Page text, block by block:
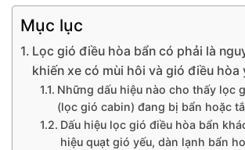
Mục lục
Lọc gió điều hòa bẩn có phải là
khiến xe có mùi hôi và gió điều hòa
Những dấu hiệu nào cho thấy lọc
(lọc gió cabin) đang bị bẩn hoặc
Dấu hiệu lọc gió điều hòa bẩn
hiệu quạt gió yếu, dàn lạnh bẩn